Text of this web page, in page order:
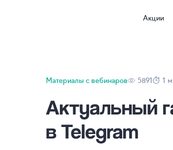
Акции
Материалы с вебинаров 5891 1
Актуальный
в Telegram